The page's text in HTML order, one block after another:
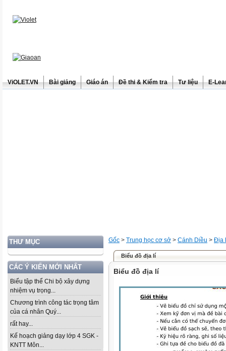
ViOLET.VN Bài giảng Giáo án Đề thi & Kiểm tra Tư liệu E-
THƯ MỤC
CÁC Ý KIẾN MỚI NHẤT
Biểu tập thể Chi bộ xây dựng
nhiệm vụ trọng...
Chương trình công tác trọng tâm
của cá nhân Quý...
rất hay...
Kế hoạch giảng dạy lớp 4 SGK -
KNTT Môn...
Gốc > Trung học cơ sở > Cánh Diều > Địa
Biểu đồ địa lí
Biểu đồ địa lí